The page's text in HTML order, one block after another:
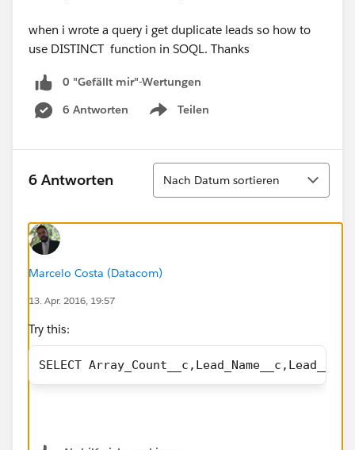
when i wrote a query i get duplicate leads so how to
use DISTINCT function in SOQL. Thanks
0 "Gefällt mir"-Wertungen
6 Antworten
Teilen
Show menu
6 Antworten
Sortieren
Nach Datum sortieren
Marcelo Costa (Datacom)
13. Apr. 2016, 19:57
Try this:
SELECT